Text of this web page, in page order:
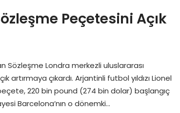
Peçetesini Açık
Sözleşme Londra merkezli uluslararası
çıkardı. Arjantinli futbol yıldızı Lionel
220 bin pound (274 bin dolar) başlangıç
Barcelona’nın o dönemki…